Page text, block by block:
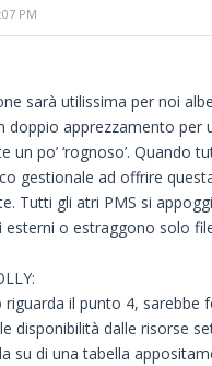
PM
sarà utilissima per noi
doppio apprezzamento per
un po’ ‘rognoso’. Quando
gestionale ad offrire
Tutti gli atri PMS si
esterni o estraggono solo
riguarda il punto 4, sarebbe
disponibilità dalle risorse
su di una tabella